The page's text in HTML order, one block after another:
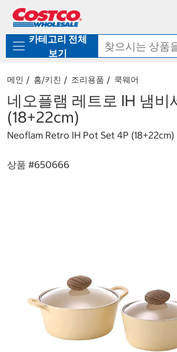
로
기
가
카테고리 전체
보기
메인 홈/키친 조리용품 쿡웨어
네오플램 레트로 IH 냄비
(18+22cm)
Neoflam Retro IH Pot Set 4P (18+22cm)
상품 #650666